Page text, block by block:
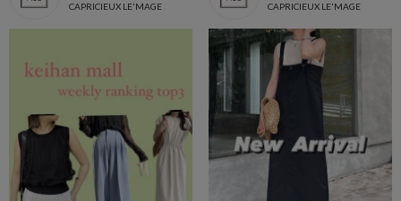
CAPRICIEUX LE'MAGE
CAPRICIEUX LE'MAGE